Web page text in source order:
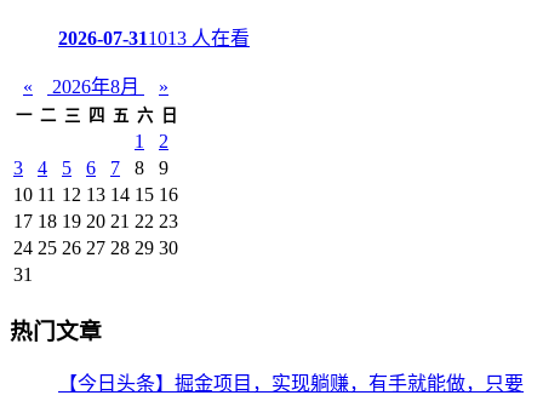
2026-07-311013 人在看
« 2026年8月 »
一 二 三 四 五 六 日
1
2
3
4 5 6 7 8
9
10 11 12 13 14 15 16
17 18 19 20 21 22 23
24 25 26 27 28 29 30
31
热门文章
【今日头条】掘金项目，实现躺赚，有手就能做，只要